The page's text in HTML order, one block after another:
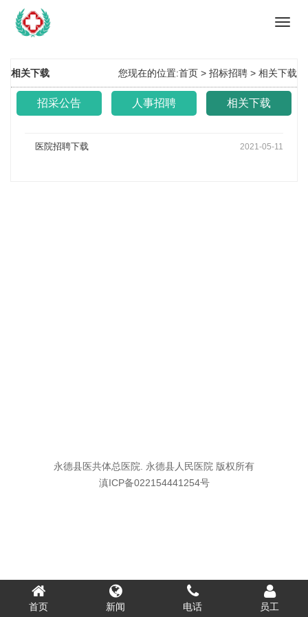
相关下载 您现在的位置:首页 > 招标招聘 > 相关下载
招采公告 人事招聘 相关下载
医院招聘下载 2021-05-11
永德县医共体总医院. 永德县人民医院 版权所有
滇ICP备022154441254号
首页 新闻 电话 员工